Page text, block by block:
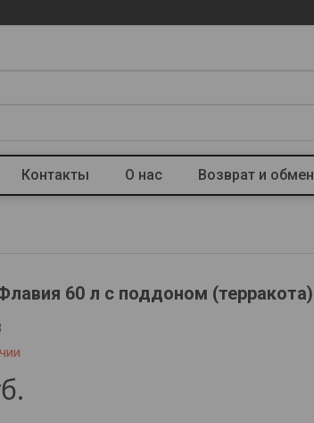
Контакты О нас Возврат и обмен
60 л с поддоном (терракота)